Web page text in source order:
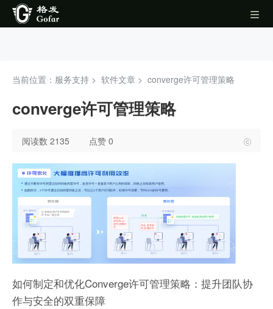
当前位置：服务支持 > 软件文章 > converge许可管理策略
converge许可管理策略
阅读数 2135 点赞 0
如何制定和优化Converge许可管理策略：提升团队协
作与安全的双重保障